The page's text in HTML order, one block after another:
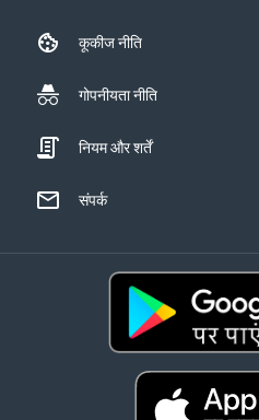
कूकीज नीति
गोपनीयता नीति
नियम और शर्तें
संपर्क